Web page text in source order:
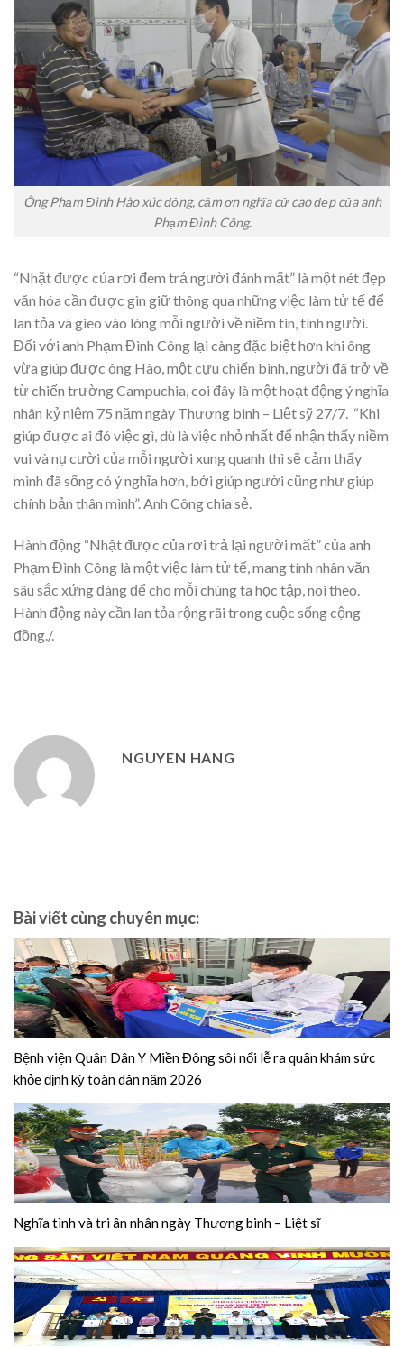
Ông Phạm Đình Hào xúc động, cảm ơn nghĩa cử cao đẹp của anh
Phạm Đình Công.
“Nhặt được của rơi đem trả người đánh mất” là một nét đẹp
văn hóa cần được gìn giữ thông qua những việc làm tử tế để
lan tỏa và gieo vào lòng mỗi người về niềm tin, tình người.
Đối với anh Phạm Đình Công lại càng đặc biệt hơn khi ông
vừa giúp được ông Hào, một cựu chiến binh, người đã trở về
từ chiến trường Campuchia, coi đây là một hoạt động ý nghĩa
nhân kỷ niệm 75 năm ngày Thương binh – Liệt sỹ 27/7. “Khi
giúp được ai đó việc gì, dù là việc nhỏ nhất để nhận thấy niềm
vui và nụ cười của mỗi người xung quanh thì sẽ cảm thấy
mình đã sống có ý nghĩa hơn, bởi giúp người cũng như giúp
chính bản thân mình”. Anh Công chia sẻ.
Hành động “Nhặt được của rơi trả lại người mất” của anh
Phạm Đình Công là một việc làm tử tế, mang tính nhân văn
sâu sắc xứng đáng để cho mỗi chúng ta học tập, noi theo.
Hành động này cần lan tỏa rộng rãi trong cuộc sống cộng
đồng./.
NGUYEN HANG
Bài viết cùng chuyên mục:
Bệnh viện Quân Dân Y Miền Đông sôi nổi lễ ra quân khám sức
khỏe định kỳ toàn dân năm 2026
Nghĩa tình và tri ân nhân ngày Thương binh – Liệt sĩ